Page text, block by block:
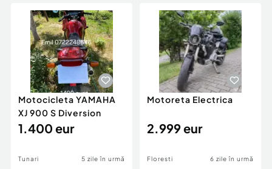
Servicii
Animale de companie
Afaceri și echipamente profesionale
Inchiriere Bunuri si Vehicule
Utilaje agricole si industriale
Piese auto si accesorii
Dacia Duster
Motocicleta YAMAHA
XJ 900 S Diversion
1.400 eur
Tunari 5 zile în urmă
Motoreta Electrica
2.999 eur
Floresti 6 zile în urmă